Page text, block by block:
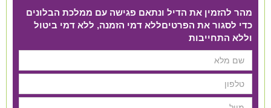
מהר להזמין את הדיל ונתאם פגישה עם ממלכת הבלונים
כדי לסגור את הפרטים​ ללא דמי הזמנה, ללא דמי ביטול
וללא התחייבות